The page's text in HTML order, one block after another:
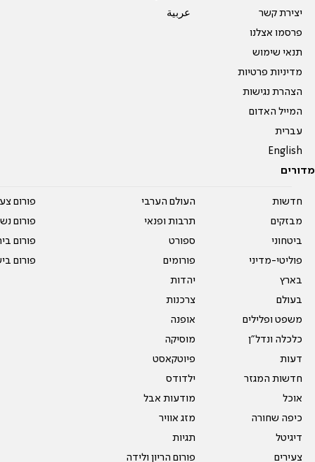
יצירת קשר
פרסמו אצלנו
תנאי שימוש
מדיניות פרטיות
הצהרת נגישות
המייל האדום
עברית
English
عربية
מדורים
חדשות
מבזקים
ביטחוני
פוליטי-מדיני
בארץ
בעולם
משפט ופלילים
כלכלה ונדל"ן
דעות
חדשות המגזר
אוכל
כיפה שחורה
דיגיטל
צעירים
העולם הערבי
תרבות ופנאי
ספורט
פורומים
יהדות
צרכנות
אופנה
מוסיקה
פיוטקאסט
ילדודס
מודעות אבל
מזג אוויר
תגיות
פורום הריון ולידה
פורום
פורום
פורום
פורום